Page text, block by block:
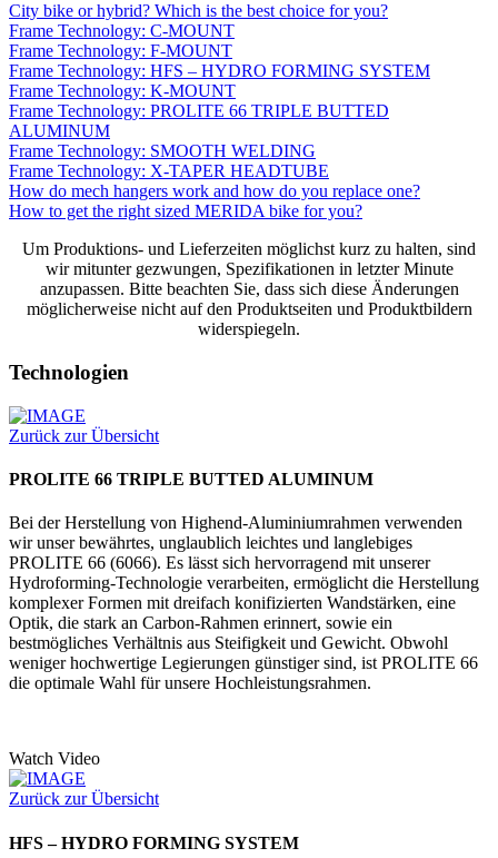
City bike or hybrid? Which is the best choice for you?
Frame Technology: C-MOUNT
Frame Technology: F-MOUNT
Frame Technology: HFS – HYDRO FORMING SYSTEM
Frame Technology: K-MOUNT
Frame Technology: PROLITE 66 TRIPLE BUTTED
ALUMINUM
Frame Technology: SMOOTH WELDING
Frame Technology: X-TAPER HEADTUBE
How do mech hangers work and how do you replace one?
How to get the right sized MERIDA bike for you?
Um Produktions- und Lieferzeiten möglichst kurz zu halten, sind
wir mitunter gezwungen, Spezifikationen in letzter Minute
anzupassen. Bitte beachten Sie, dass sich diese Änderungen
möglicherweise nicht auf den Produktseiten und Produktbildern
widerspiegeln.
Technologien
Zurück zur Übersicht
PROLITE 66 TRIPLE BUTTED ALUMINUM
Bei der Herstellung von Highend-Aluminiumrahmen verwenden
wir unser bewährtes, unglaublich leichtes und langlebiges
PROLITE 66 (6066). Es lässt sich hervorragend mit unserer
Hydroforming-Technologie verarbeiten, ermöglicht die Herstellung
komplexer Formen mit dreifach konifizierten Wandstärken, eine
Optik, die stark an Carbon-Rahmen erinnert, sowie ein
bestmögliches Verhältnis aus Steifigkeit und Gewicht. Obwohl
weniger hochwertige Legierungen günstiger sind, ist PROLITE 66
die optimale Wahl für unsere Hochleistungsrahmen.
Watch Video
Zurück zur Übersicht
HFS – HYDRO FORMING SYSTEM